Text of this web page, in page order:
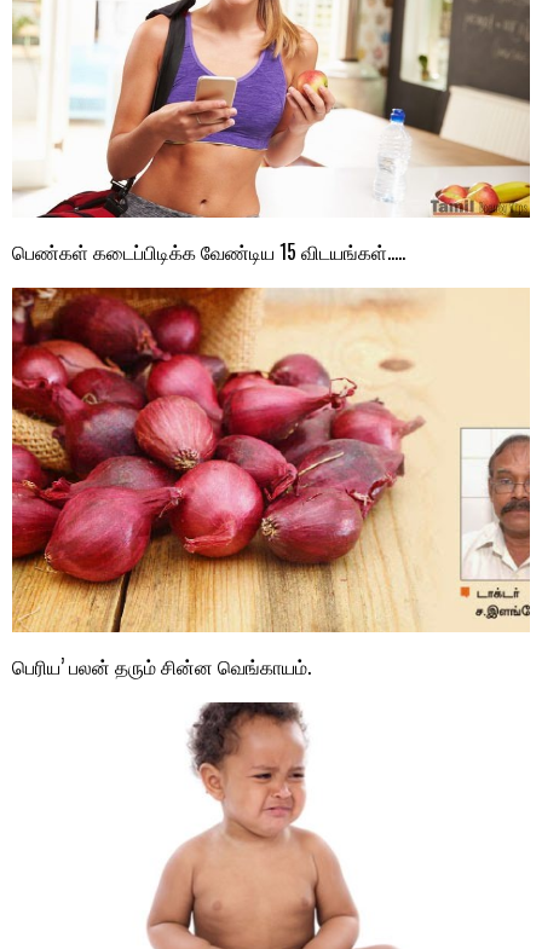
பெண்கள் கடைப்பிடிக்க வேண்டிய 15 விடயங்கள்…..
பெரிய’ பலன் தரும் சின்ன வெங்காயம்.